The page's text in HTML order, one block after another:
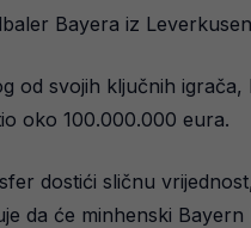
Bayera iz
od svojih ključnih
oko 100.000.000 eura.
dostići sličnu
da će minhenski